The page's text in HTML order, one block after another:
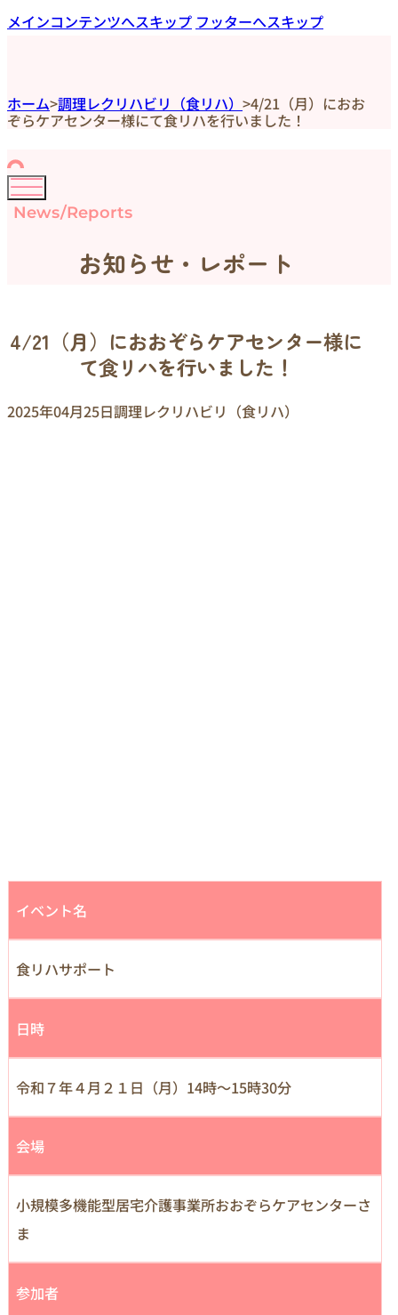
メインコンテンツへスキップ フッターへスキップ
ホーム>調理レクリハビリ（食リハ） >4/21（月）におお
ぞらケアセンター様にて食リハを行いました！
News/Reports
お知らせ・レポート
4/21（月）におおぞらケアセンター様に
て食リハを行いました！
2025年04月25日調理レクリハビリ（食リハ）
イベント名
食リハサポート
日時
令和７年４月２１日（月）14時～15時30分
会場
小規模多機能型居宅介護事業所おおぞらケアセンターさ
ま
参加者